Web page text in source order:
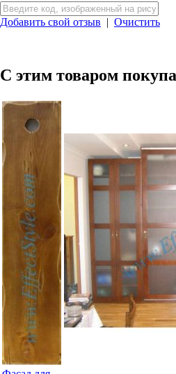
Добавить свой отзыв | Очистить
С этим товаром